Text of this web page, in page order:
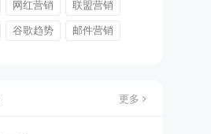
网红营销 联盟营销
谷歌趋势 邮件营销
更多